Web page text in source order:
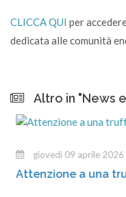
CLICCA QUI per
dedicata alle comunità
Altro in "News
giovedì 09 aprile 2026
Attenzione a una